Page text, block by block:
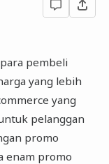
pembeli
yang lebih
yang
pelanggan
promo
enam promo